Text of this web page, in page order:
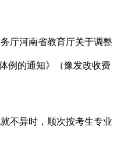
厅河南省教育厅关于调整
例的通知》（豫发改收费
不异时，顺次按考生专业